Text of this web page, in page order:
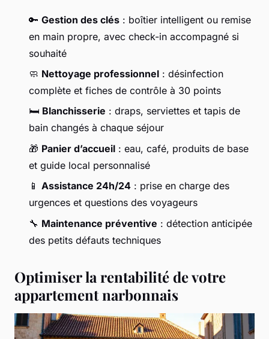
🔑 Gestion des clés : boîtier intelligent ou remise
en main propre, avec check-in accompagné si
souhaité
🧼 Nettoyage professionnel : désinfection
complète et fiches de contrôle à 30 points
🛏️ Blanchisserie : draps, serviettes et tapis de
bain changés à chaque séjour
🎁 Panier d’accueil : eau, café, produits de base
et guide local personnalisé
📱 Assistance 24h/24 : prise en charge des
urgences et questions des voyageurs
🔧 Maintenance préventive : détection anticipée
des petits défauts techniques
Optimiser la rentabilité de votre
appartement narbonnais